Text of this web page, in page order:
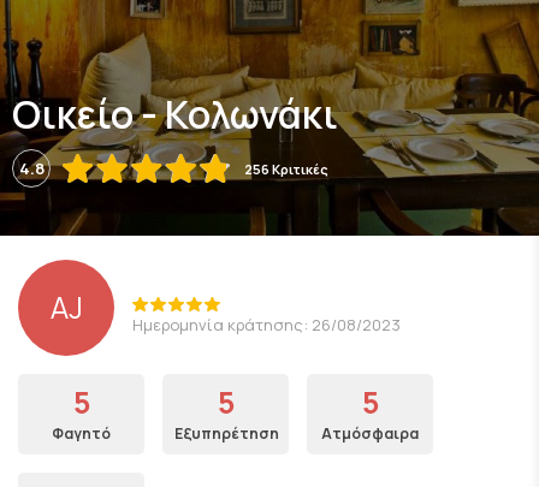
Οικείο - Κολωνάκι
4.8 256 Κριτικές
AJ Ημερομηνία κράτησης: 26/08/2023
5
Φαγητό
5
Εξυπηρέτηση
5
Ατμόσφαιρα